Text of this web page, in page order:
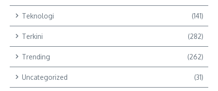
Teknologi (141)
Terkini (282)
Trending (262)
Uncategorized (31)